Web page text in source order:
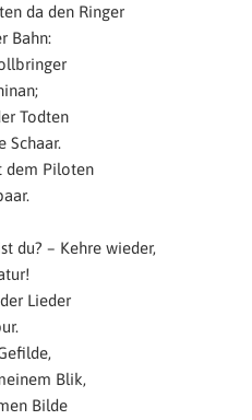
da den Ringer
Bahn:
Todten
Schaar.
dem Piloten
du? – Kehre wieder,
Lieder
Blik,
Bilde